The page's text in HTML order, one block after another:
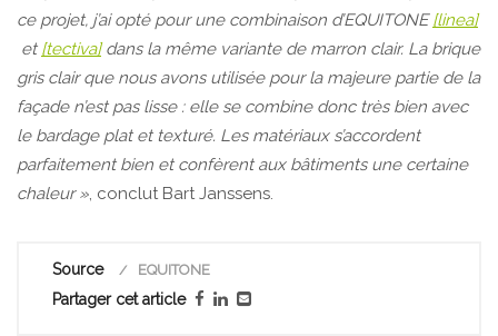
ce projet, j’ai opté pour une combinaison d’EQUITONE[linea]
et [tectiva]dans la même variante de marron clair. La brique
gris clair que nous avons utilisée pour la majeure partie de la
façade n’est pas lisse : elle se combine donc très bien avec
le bardage plat et texturé. Les matériaux s’accordent
parfaitement bien et confèrent aux bâtiments une certaine
chaleur », conclut Bart Janssens.
Source EQUITONE
Partager cet article